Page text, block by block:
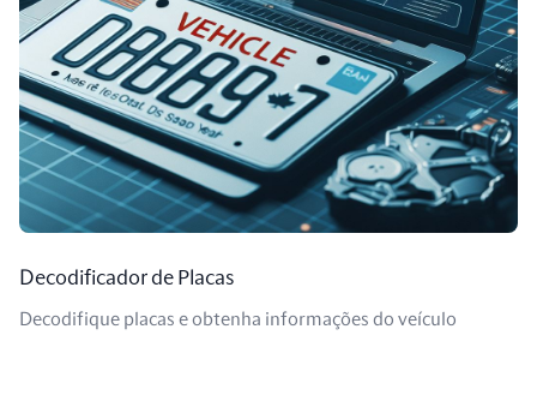
Decodificador de Placas
Decodifique placas e obtenha informações do veículo